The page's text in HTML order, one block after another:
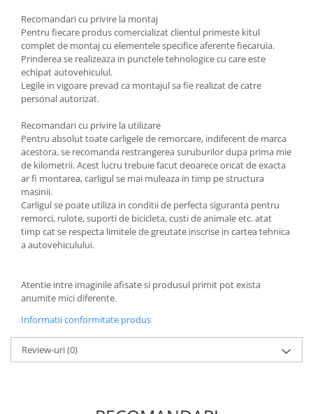
Recomandari cu privire la montaj
Pentru fiecare produs comercializat clientul primeste kitul
complet de montaj cu elementele specifice aferente fiecaruia.
Prinderea se realizeaza in punctele tehnologice cu care este
echipat autovehiculul.
Legile in vigoare prevad ca montajul sa fie realizat de catre
personal autorizat.
Recomandari cu privire la utilizare
Pentru absolut toate carligele de remorcare, indiferent de marca
acestora, se recomanda restrangerea suruburilor dupa prima mie
de kilometrii. Acest lucru trebuie facut deoarece oricat de exacta
ar fi montarea, carligul se mai muleaza in timp pe structura
masinii.
Carligul se poate utiliza in conditii de perfecta siguranta pentru
remorci, rulote, suporti de bicicleta, custi de animale etc. atat
timp cat se respecta limitele de greutate inscrise in cartea tehnica
a autovehiculului.
Atentie intre imaginile afisate si produsul primit pot exista
anumite mici diferente.
Informatii conformitate produs
Review-uri(0)